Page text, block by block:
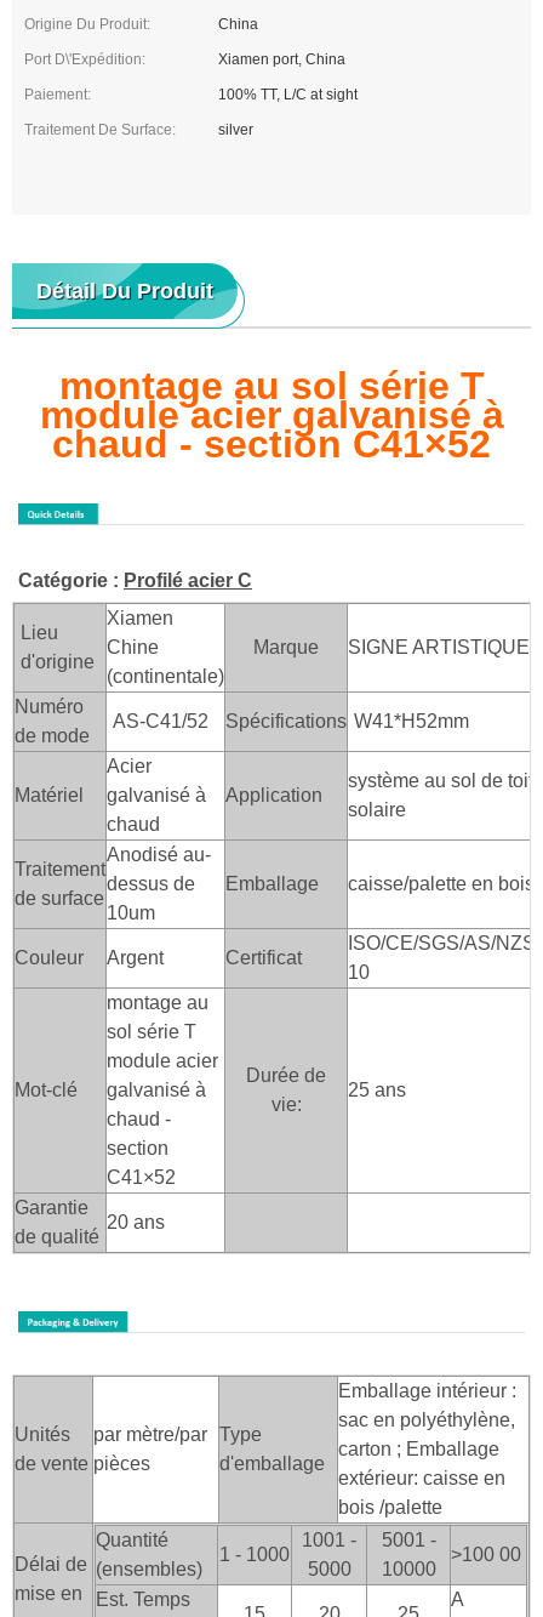
Origine Du Produit: China
Port D\'expédition: Xiamen port, China
Paiement: 100% TT, L/C at sight
Traitement De Surface: silver
Détail Du Produit
montage au sol série T
module acier galvanisé à
chaud - section C41×52
Catégorie : Profilé acier C
Lieu
d'origine
Xiamen
Chine
(continentale)
Marque SIGNE ARTISTIQUE
Numéro
de mode
AS-C41/52 Spécifications W41*H52mm
Matériel
Acier
galvanisé à
chaud
Application
système au sol de toit
solaire
Traitement
de surface
Anodisé au-
dessus de
10um
Emballage caisse/palette en bois
Couleur Argent Certificat
ISO/CE/SGS/AS/
10
Mot-clé
montage au
sol série T
module acier
galvanisé à
chaud -
section
C41×52
Durée de
vie:
25 ans
Garantie
de qualité
20 ans
Unités
de vente
par mètre/par
pièces
Type
d'emballage
Emballage intérieur :
sac en polyéthylène,
carton ; Emballage
extérieur: caisse en
bois /palette
Délai de
mise en
Quantité
(ensembles)
1 - 1000
1001 -
5000
5001 -
10000
>100 00
Est. Temps A